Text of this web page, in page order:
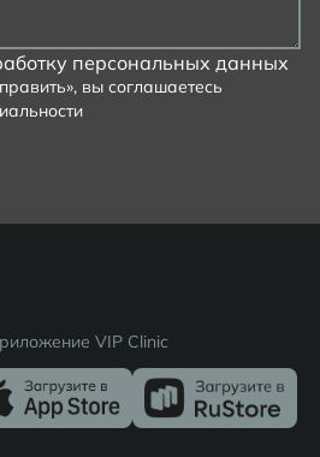
персональных данных
вы соглашаетесь
VIP Clinic